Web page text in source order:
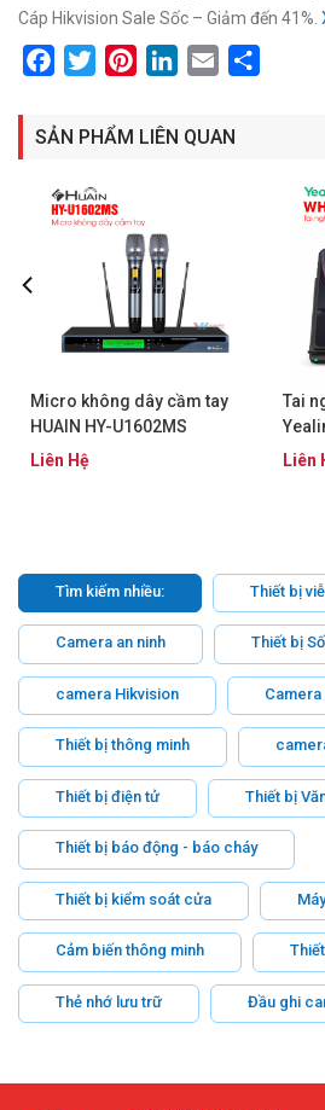
Cáp Hikvision Sale Sốc – Giảm đến 41%.
FacebookTwitterPinterestLinkedIn
Email
SẢN PHẨM LIÊN QUAN
Micro không dây cầm tay
HUAIN HY-U1602MS
Liên Hệ
Tai
Liên
Tìm kiếm nhiều: Thiết bị
Camera an ninh Thiết bị
camera Hikvision Camera
Thiết bị thông minh
Thiết bị điện tử Thiết bị
Thiết bị báo động - báo cháy
Thiết bị kiểm soát cửa
Cảm biến thông minh
Thẻ nhớ lưu trữ Đầu ghi